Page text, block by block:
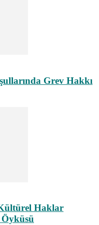
Grev Hakkı
Haklar